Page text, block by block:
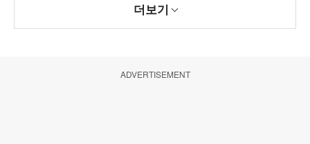
더보기
ADVERTISEMENT